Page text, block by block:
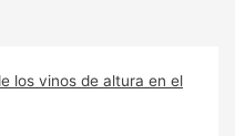
los vinos de altura en el